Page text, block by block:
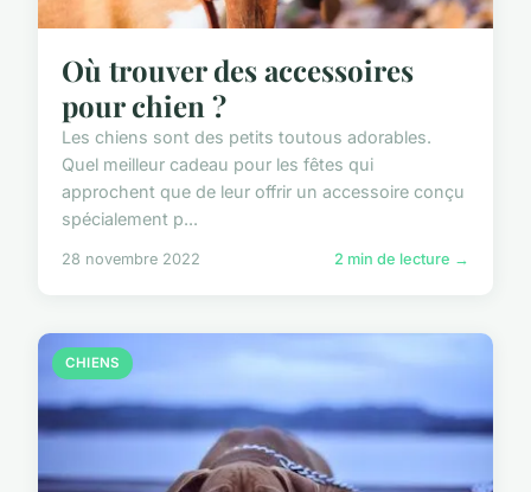
Où trouver des accessoires
pour chien ?
Les chiens sont des petits toutous adorables.
Quel meilleur cadeau pour les fêtes qui
approchent que de leur offrir un accessoire conçu
spécialement p...
28 novembre 2022 2 min de lecture →
CHIENS